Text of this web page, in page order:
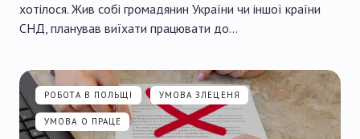
хотілося. Жив собі громадянин України чи іншої країни
СНД, планував виїхати працювати до…
РОБОТА В ПОЛЬЩІ УМОВА ЗЛЕЦЕНЯ
УМОВА О ПРАЦЕ